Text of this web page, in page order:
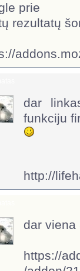
prie
rezultatų
dar
funkciju
http://
dar viena
https://